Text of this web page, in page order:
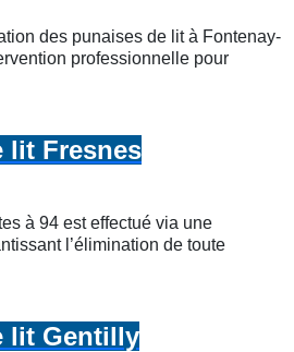
des punaises de lit à Fontenay-
professionnelle pour
lit Fresnes
à 94 est effectué via une
l’élimination de toute
lit Gentilly